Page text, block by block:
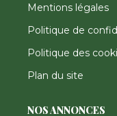
Mentions légales
Politique de
Politique des
Plan du site
NOS ANNONCES